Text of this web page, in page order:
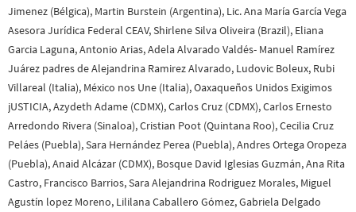
Jimenez (Bélgica), Martin Burstein (Argentina), Lic. Ana María García Vega
Asesora Jurídica Federal CEAV, Shirlene Silva Oliveira (Brazil), Eliana
Garcia Laguna, Antonio Arias, Adela Alvarado Valdés- Manuel Ramírez
Juárez padres de Alejandrina Ramirez Alvarado, Ludovic Boleux, Rubi
Villareal (Italia), México nos Une (Italia), Oaxaqueños Unidos Exigimos
jUSTICIA, Azydeth Adame (CDMX), Carlos Cruz (CDMX), Carlos Ernesto
Arredondo Rivera (Sinaloa), Cristian Poot (Quintana Roo), Cecilia Cruz
Peláes (Puebla), Sara Hernández Perea (Puebla), Andres Ortega Oropeza
(Puebla), Anaid Alcázar (CDMX), Bosque David Iglesias Guzmán, Ana Rita
Castro, Francisco Barrios, Sara Alejandrina Rodriguez Morales, Miguel
Agustín lopez Moreno, Lililana Caballero Gómez, Gabriela Delgado